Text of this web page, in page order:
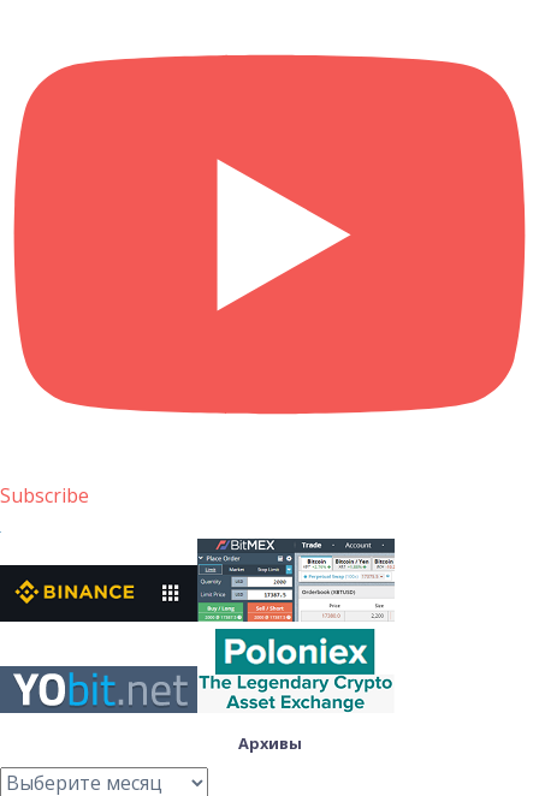
Subscribe
Архивы
Архивы